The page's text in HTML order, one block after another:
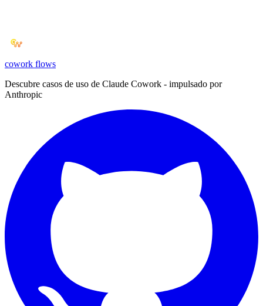
cowork flows
Descubre casos de uso de Claude Cowork - impulsado por
Anthropic